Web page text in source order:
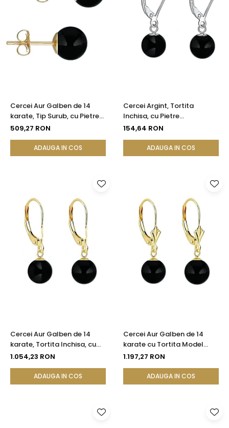
Cercei Aur Galben de 14
karate, Tip Surub, cu Pietre
Semipretioase Naturale de
509,27 RON
ADAUGA IN COS
Cercei Argint, Tortita
Inchisa, cu Pietre
Semipretioase Naturale de
154,64 RON
ADAUGA IN COS
Cercei Aur Galben de 14
karate, Tortita Inchisa, cu
Pietre Semipretioase
1.054,23 RON
ADAUGA IN COS
Cercei Aur Galben de 14
karate cu Tortita Model
Lalea si Pietre
Onix de 8 mm
1.197,27 RON
ADAUGA IN COS